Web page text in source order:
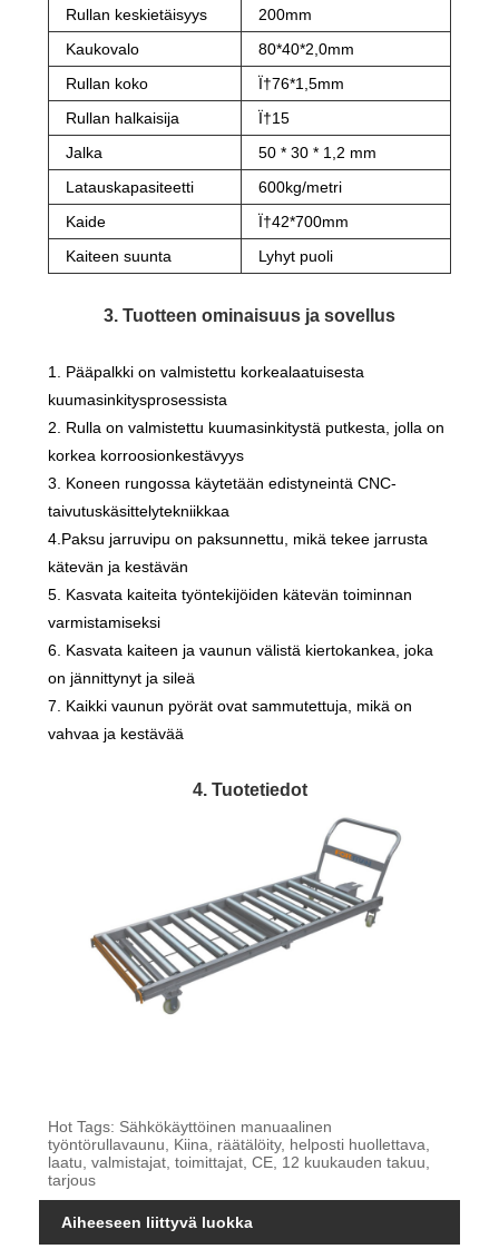
Rullan keskietäisyys
200mm
Kaukovalo
80*40*2,0mm
Rullan koko
Ï†76*1,5mm
Rullan halkaisija
Ï†15
Jalka
50 * 30 * 1,2 mm
Latauskapasiteetti
600kg/metri
Kaide
Ï†42*700mm
Kaiteen suunta
Lyhyt puoli
3. Tuotteen ominaisuus ja sovellus
1. Pääpalkki on valmistettu korkealaatuisesta
kuumasinkitysprosessista
2. Rulla on valmistettu kuumasinkitystä putkesta, jolla on
korkea korroosionkestävyys
3. Koneen rungossa käytetään edistyneintä CNC-
taivutuskäsittelytekniikkaa
4.Paksu jarruvipu on paksunnettu, mikä tekee jarrusta
kätevän ja kestävän
5. Kasvata kaiteita työntekijöiden kätevän toiminnan
varmistamiseksi
6. Kasvata kaiteen ja vaunun välistä kiertokankea, joka
on jännittynyt ja sileä
7. Kaikki vaunun pyörät ovat sammutettuja, mikä on
vahvaa ja kestävää
4. Tuotetiedot
Hot Tags: Sähkökäyttöinen manuaalinen
työntörullavaunu, Kiina, räätälöity, helposti huollettava,
laatu, valmistajat, toimittajat, CE, 12 kuukauden takuu,
tarjous
Aiheeseen liittyvä luokka